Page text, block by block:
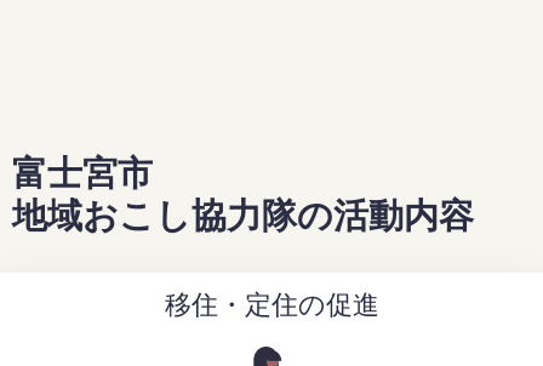
富士宮市
地域おこし協力隊の活動内容
移住・定住の促進